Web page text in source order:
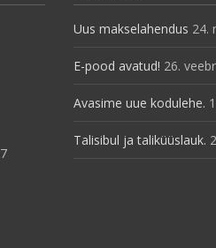
Uus makselahendus 24.
E-pood avatud! 26.
Avasime uue kodulehe.
Talisibul ja taliküüslauk.